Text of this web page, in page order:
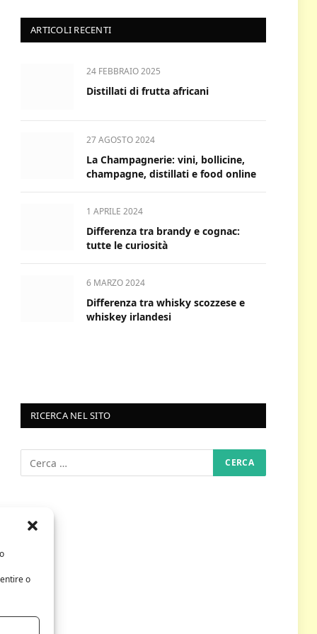
o
ARTICOLI RECENTI
24 FEBBRAIO 2025
Distillati di frutta africani
27 AGOSTO 2024
La Champagnerie: vini, bollicine,
champagne, distillati e food online
1 APRILE 2024
Differenza tra brandy e cognac:
tutte le curiosità
6 MARZO 2024
Differenza tra whisky scozzese e
whiskey irlandesi
RICERCA NEL SITO